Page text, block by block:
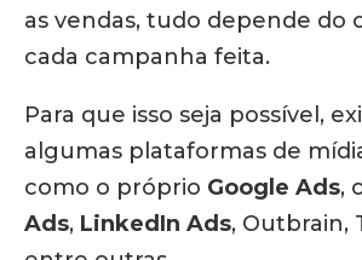
as vendas, tudo depende do
cada campanha feita.
Para que isso seja possível,
algumas plataformas de
como o próprio Google Ads,
Ads, LinkedIn Ads, Outbrain,